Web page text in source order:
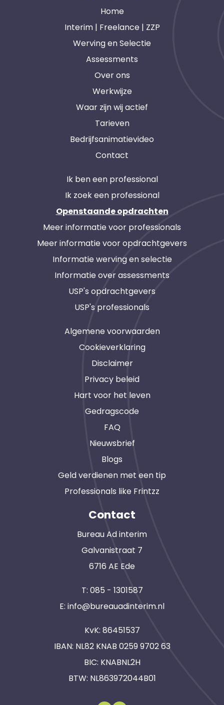
Home
Interim | Freelance | ZZP
Werving en Selectie
Assessments
Over ons
Werkwijze
Waar zijn wij actief
Tarieven
Bedrijfsanimatievideo
Contact
Ik ben een professional
Ik zoek een professional
Openstaande opdrachten
Meer informatie voor professionals
Meer informatie voor opdrachtgevers
Informatie werving en selectie
Informatie over assessments
USP's opdrachtgevers
USP's professionals
Algemene voorwaarden
Cookieverklaring
Disclaimer
Privacy beleid
Hart voor het leven
Gedragscode
FAQ
Nieuwsbrief
Blogs
Geld verdienen met een tip
Professionals like Frintzz
Contact
Bureau Ad interim
Galvanistraat 7
6716 AE Ede
T: 085 - 1301587
E: info@bureauadinterim.nl
KvK: 86451537
IBAN: NL82 KNAB 0259 9702 63
BIC: KNABNL2H
BTW: NL863972044B01